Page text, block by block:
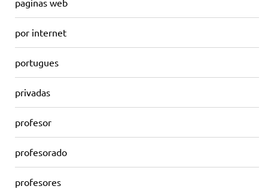
paginas web
por internet
portugues
privadas
profesor
profesorado
profesores